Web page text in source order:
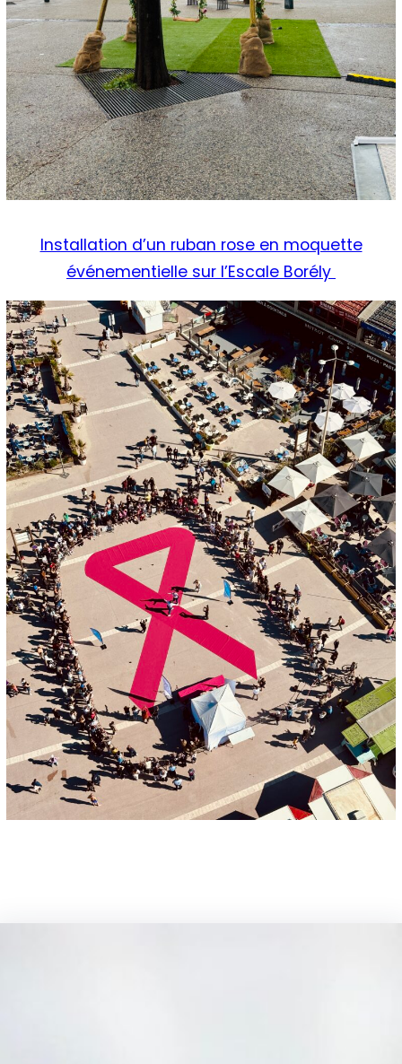
Installation d’un ruban rose en moquette
événementielle sur l’Escale Borély